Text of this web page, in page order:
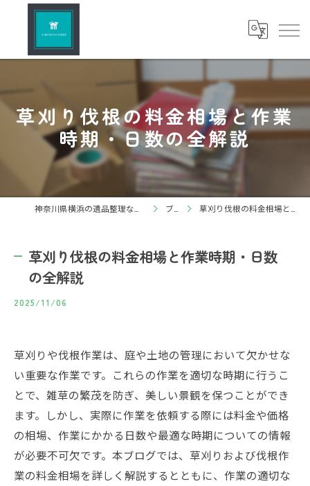
草刈り伐根の料金相場と作業
時期・日数の全解説
ブログ 草刈り伐根の料金相場と作業時期・日数の全解説
草刈り伐根の料金相場と作業時期・日数
の全解説
2025/11/06
草刈りや伐根作業は、庭や土地の管理において欠かせな
い重要な作業です。これらの作業を適切な時期に行うこ
とで、雑草の繁茂を防ぎ、美しい景観を保つことができ
ます。しかし、実際に作業を依頼する際には料金や価格
の相場、作業にかかる日数や最適な時期についての情報
が必要不可欠です。本ブログでは、草刈りおよび伐根作
業の料金相場を詳しく解説するとともに、作業の適切な